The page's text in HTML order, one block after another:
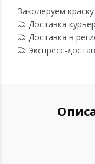
Заколеруем
Доставка
Доставка в
Экспресс-